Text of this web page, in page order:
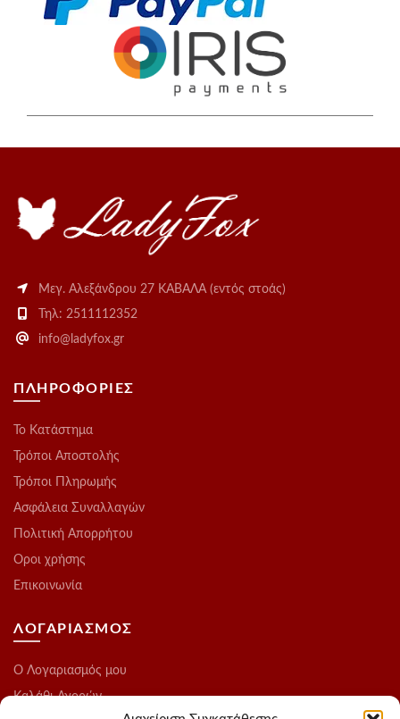
Μεγ. Αλεξάνδρου 27 ΚΑΒΑΛΑ (εντός στοάς)
Τηλ: 2511112352
info@ladyfox.gr
ΠΛΗΡΟΦΟΡΙΕΣ
Το Kατάστημα
Τρόποι Αποστολής
Τρόποι Πληρωμής
Ασφάλεια Συναλλαγών
Πολιτική Απορρήτου
Οροι χρήσης
Επικοινωνία
ΛΟΓΑΡΙΑΣΜΟΣ
O Λογαριασμός μου
Καλάθι Αγορών